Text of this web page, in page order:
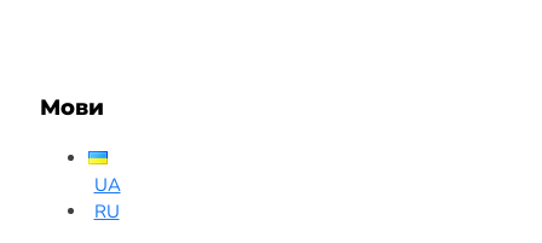
Мови
UA
RU